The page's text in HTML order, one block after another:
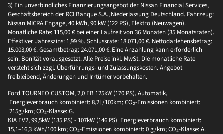
3) Ein unverbindliches Finanzierungsangebot der Nissan Financial Services,
Geschäftsbereich der RCI Banque S.A., Niederlassung Deutschland. Fahrzeug:
Nissan MICRA Engage, 40 kWh, 90 kW (122 PS), Elektro (Neuwagen).
Monatliche Rate: 115,00 € bei einer Laufzeit von 36 Monaten (35 Monatsraten).
Effektiver Jahreszins: 1,99 %. Schlussrate: 18.071,00 €. Nettodarlehensbetrag:
15.003,00 €. Gesamtbetrag: 24.071,00 €. Eine Anzahlung kann erforderlich
sein. Bonität vorausgesetzt. Alle Preise inkl. MwSt. Die monatliche Rate
versteht sich zzgl. Überführungs- und Zulassungskosten. Angebot
freibleibend, Änderungen und Irrtümer vorbehalten.
Ford TOURNEO CUSTOM, 2,0 EB 125kW (170 PS), Automatik,
Energieverbrauch kombiniert: 8,2l /100km; CO₂-Emissionen kombiniert:
215g/km; CO₂-Klasse: G.
KIA EV2, 99,5kW (135 PS) - 107kW (146 PS) Energieverbrauch kombiniert:
15,1–16,3 kWh/100 km; CO₂-Emissionen kombiniert: 0 g/km; CO₂-Klasse: A.